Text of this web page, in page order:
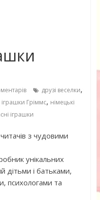
друзі веселки,
іграшки Гріммс, німецькі
іграшки
з чудовими
унікальних
дітьми і батьками,
психологами та